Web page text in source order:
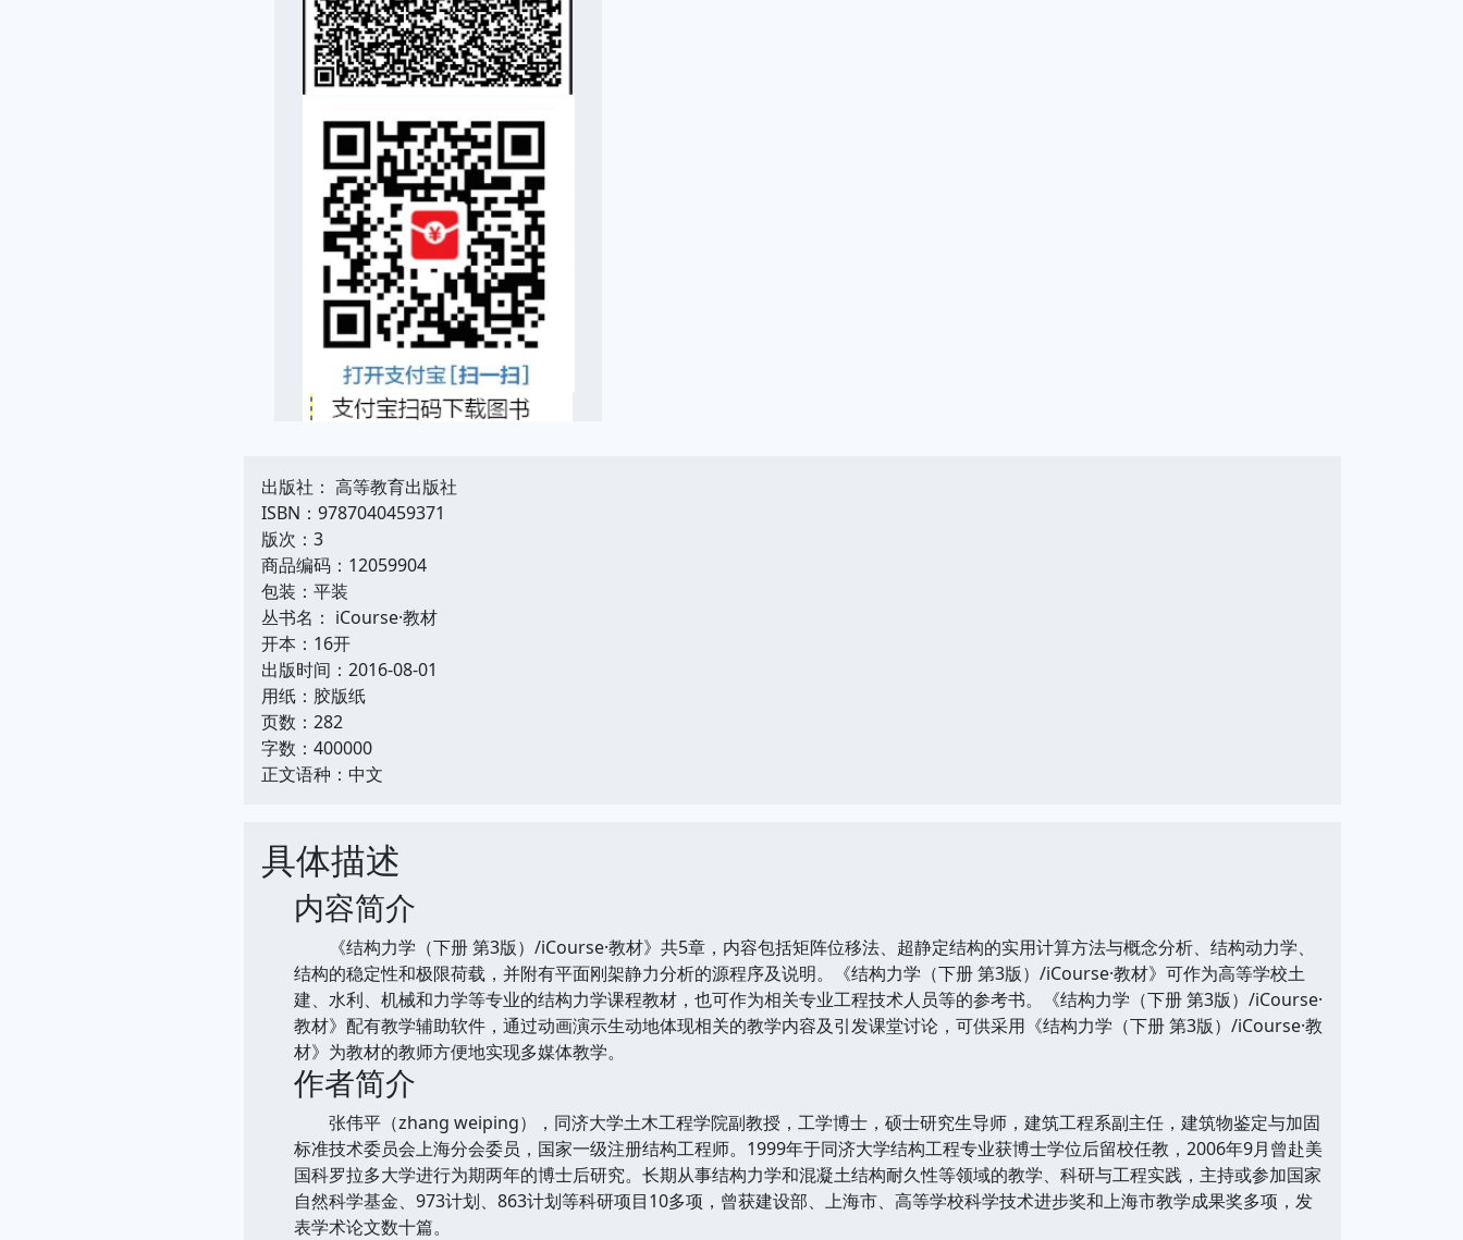
出版社： 高等教育出版社
ISBN：9787040459371
版次：3
商品编码：12059904
包装：平装
丛书名： iCourse·教材
开本：16开
出版时间：2016-08-01
用纸：胶版纸
页数：282
字数：400000
正文语种：中文
具体描述
内容简介
《结构力学（下册 第3版）/iCourse·教材》共5章，内容包括矩阵位移法、超静定结构的实用计算方法与概念分析、结构动力学、
结构的稳定性和极限荷载，并附有平面刚架静力分析的源程序及说明。《结构力学（下册 第3版）/iCourse·教材》可作为高等学校土
建、水利、机械和力学等专业的结构力学课程教材，也可作为相关专业工程技术人员等的参考书。《结构力学（下册 第3版）/iCourse·
教材》配有教学辅助软件，通过动画演示生动地体现相关的教学内容及引发课堂讨论，可供采用《结构力学（下册 第3版）/iCourse·教
材》为教材的教师方便地实现多媒体教学。
作者简介
张伟平（zhang weiping），同济大学土木工程学院副教授，工学博士，硕士研究生导师，建筑工程系副主任，建筑物鉴定与加固
标准技术委员会上海分会委员，国家一级注册结构工程师。1999年于同济大学结构工程专业获博士学位后留校任教，2006年9月曾赴美
国科罗拉多大学进行为期两年的博士后研究。长期从事结构力学和混凝土结构耐久性等领域的教学、科研与工程实践，主持或参加国家
自然科学基金、973计划、863计划等科研项目10多项，曾获建设部、上海市、高等学校科学技术进步奖和上海市教学成果奖多项，发
表学术论文数十篇。